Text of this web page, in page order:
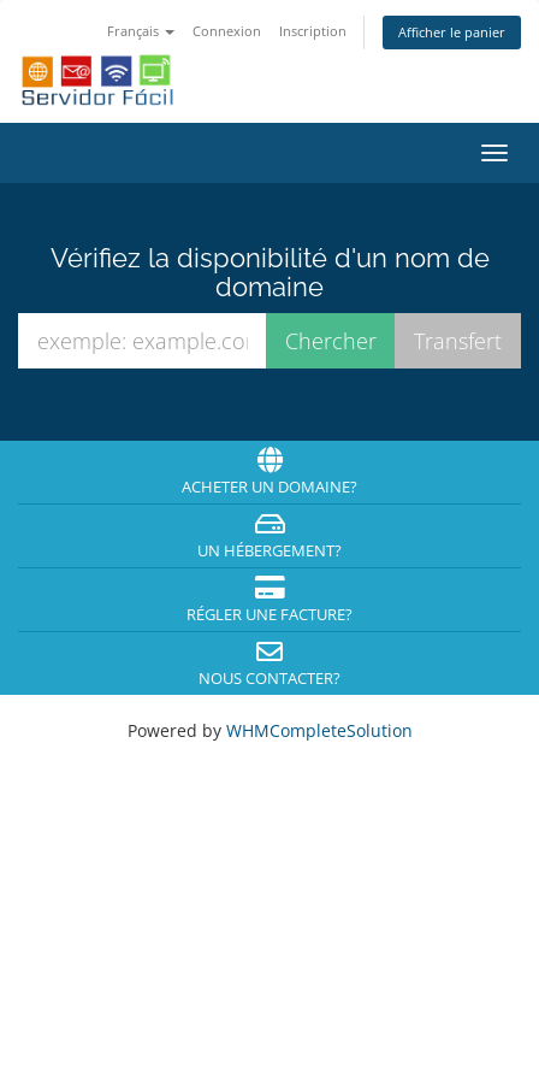
Français Connexion Inscription Afficher le panier
la
Vérifiez la disponibilité d'un nom de
domaine
ACHETER UN DOMAINE?
UN HÉBERGEMENT?
RÉGLER UNE FACTURE?
NOUS CONTACTER?
Powered by WHMCompleteSolution